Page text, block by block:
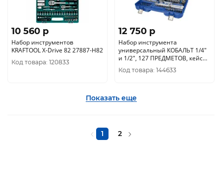
10 560 p
Набор инструментов
KRAFTOOL X-Drive 82 27887-H82
Код товара: 120833
12 750 p
Набор инструмента
универсальный КОБАЛЬТ 1/4"
и 1/2", 127 ПРЕДМЕТОВ, кейс
(919-678)
Код товара: 144633
Показать еще
1 2